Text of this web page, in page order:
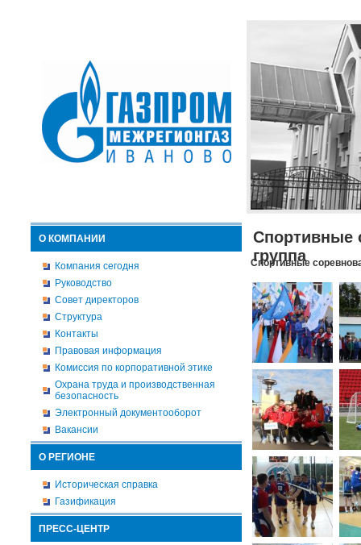
О КОМПАНИИ
Компания сегодня
Руководство
Совет директоров
Структура
Контакты
Правовая информация
Комиссия по корпоративной этике
Охрана труда и производственная
безопасность
Электронный документооборот
Вакансии
О РЕГИОНЕ
Историческая справка
Газификация
ПРЕСС-ЦЕНТР
Спортивные
группа
Спортивные